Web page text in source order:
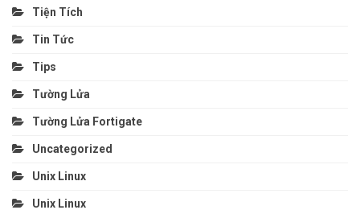
Tiện Tích
Tin Tức
Tips
Tường Lửa
Tường Lửa Fortigate
Uncategorized
Unix Linux
Unix Linux